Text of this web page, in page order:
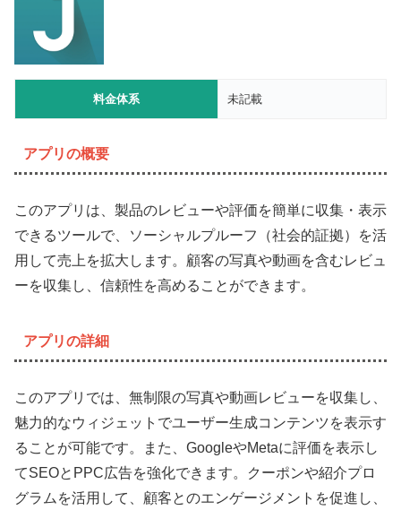
料金体系 未記載
アプリの概要
このアプリは、製品のレビューや評価を簡単に収集・表示
できるツールで、ソーシャルプルーフ（社会的証拠）を活
用して売上を拡大します。顧客の写真や動画を含むレビュ
ーを収集し、信頼性を高めることができます。
アプリの詳細
このアプリでは、無制限の写真や動画レビューを収集し、
魅力的なウィジェットでユーザー生成コンテンツを表示す
ることが可能です。また、GoogleやMetaに評価を表示し
てSEOとPPC広告を強化できます。クーポンや紹介プロ
グラムを活用して、顧客とのエンゲージメントを促進し、